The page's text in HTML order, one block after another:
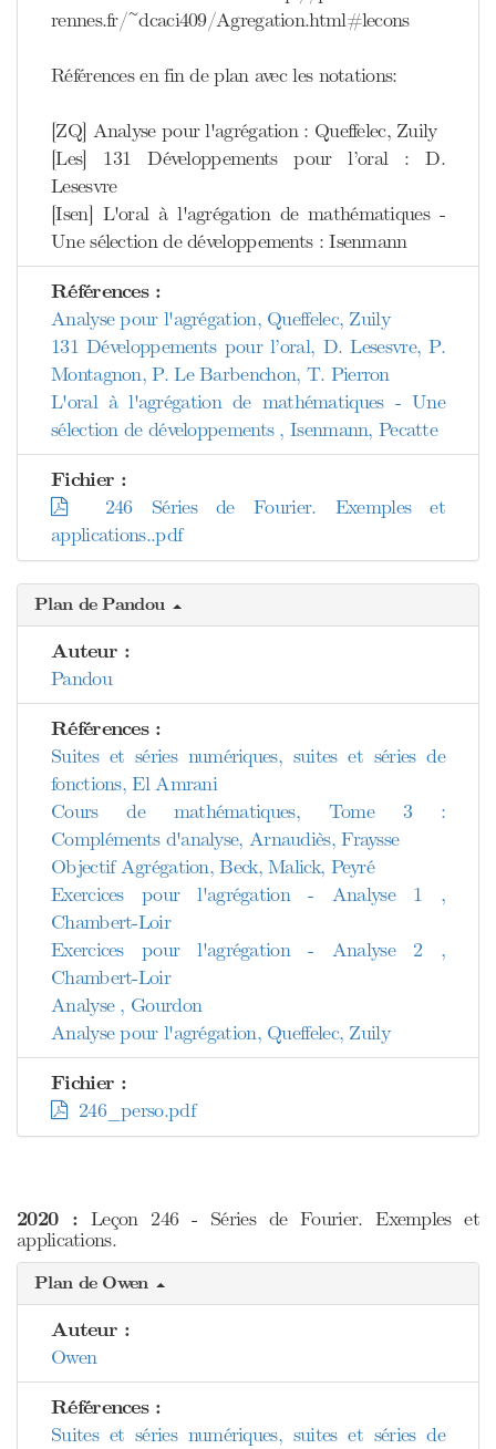
rennes.fr/~dcaci409/Agregation.html#lecons
Références en fin de plan avec les notations:
[ZQ] Analyse pour l'agrégation : Queffelec, Zuily
[Les] 131 Développements pour l’oral : D.
Lesesvre
[Isen] L'oral à l'agrégation de mathématiques -
Une sélection de développements : Isenmann
Références :
Analyse pour l'agrégation, Queffelec, Zuily
131 Développements pour l’oral, D. Lesesvre, P.
Montagnon, P. Le Barbenchon, T. Pierron
L'oral à l'agrégation de mathématiques - Une
sélection de développements , Isenmann, Pecatte
Fichier :
246 Séries de Fourier. Exemples et
applications..pdf
Plan de Pandou
Auteur :
Pandou
Références :
Suites et séries numériques, suites et séries de
fonctions, El Amrani
Cours de mathématiques, Tome 3 :
Compléments d'analyse, Arnaudiès, Fraysse
Objectif Agrégation, Beck, Malick, Peyré
Exercices pour l'agrégation - Analyse 1 ,
Chambert-Loir
Exercices pour l'agrégation - Analyse 2 ,
Chambert-Loir
Analyse , Gourdon
Analyse pour l'agrégation, Queffelec, Zuily
Fichier :
246_perso.pdf
2020 : Leçon 246 - Séries de Fourier. Exemples et
applications.
Plan de Owen
Auteur :
Owen
Références :
Suites et séries numériques, suites et séries de